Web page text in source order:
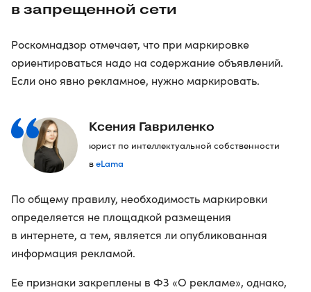
в запрещенной сети
Роскомнадзор отмечает, что при маркировке
ориентироваться надо на содержание объявлений.
Если оно явно рекламное, нужно маркировать.
Ксения Гавриленко
юрист по интеллектуальной собственности
вeLama
По общему правилу, необходимость маркировки
определяется не площадкой размещения
в интернете, а тем, является ли опубликованная
информация рекламой.
Ее признаки закреплены в ФЗ «О рекламе», однако,